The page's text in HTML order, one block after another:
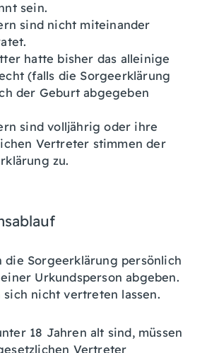
sein.
sind nicht miteinander
hatte bisher das alleinige
(falls die Sorgeerklärung
der Geburt abgegeben
sind volljährig oder ihre
Vertreter stimmen der
zu.
die Sorgeerklärung persönlich
Urkundsperson abgeben.
sich nicht vertreten lassen.
18 Jahren alt sind, müssen
Vertreter